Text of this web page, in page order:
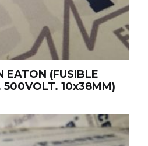
EATON (FUSIBLE
500VOLT. 10x38MM)